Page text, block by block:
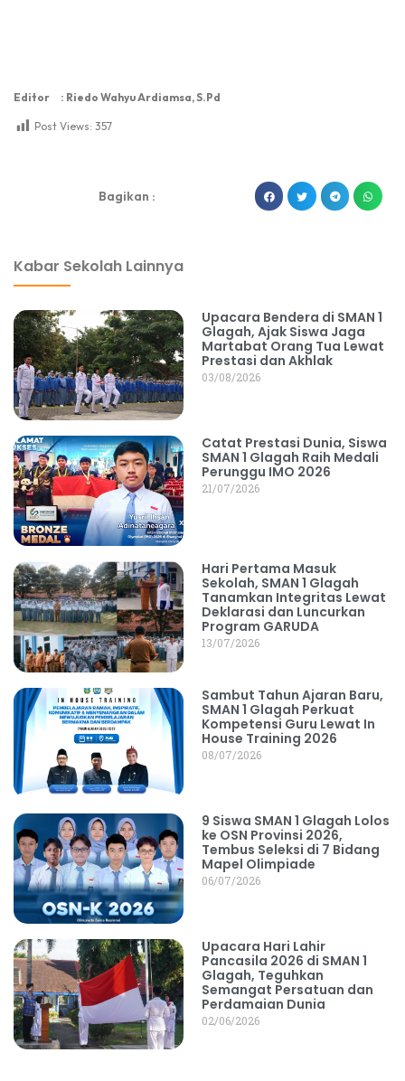
Editor : Riedo Wahyu Ardiamsa, S.Pd
Post Views: 357
Bagikan :
Kabar Sekolah Lainnya
Upacara Bendera di SMAN 1
Glagah, Ajak Siswa Jaga
Martabat Orang Tua Lewat
Prestasi dan Akhlak
03/08/2026
Catat Prestasi Dunia, Siswa
SMAN 1 Glagah Raih Medali
Perunggu IMO 2026
21/07/2026
Hari Pertama Masuk
Sekolah, SMAN 1 Glagah
Tanamkan Integritas Lewat
Deklarasi dan Luncurkan
Program GARUDA
13/07/2026
Sambut Tahun Ajaran Baru,
SMAN 1 Glagah Perkuat
Kompetensi Guru Lewat In
House Training 2026
08/07/2026
9 Siswa SMAN 1 Glagah Lolos
ke OSN Provinsi 2026,
Tembus Seleksi di 7 Bidang
Mapel Olimpiade
06/07/2026
Upacara Hari Lahir
Pancasila 2026 di SMAN 1
Glagah, Teguhkan
Semangat Persatuan dan
Perdamaian Dunia
02/06/2026